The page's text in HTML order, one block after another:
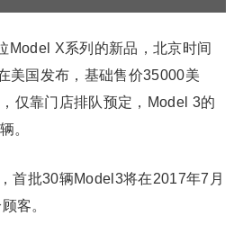
Model X系列的新品，北京时间
美国发布，基础售价35000美
仅靠门店排队预定，Model 3的
。
首批30辆Model3将在2017年7月
客。